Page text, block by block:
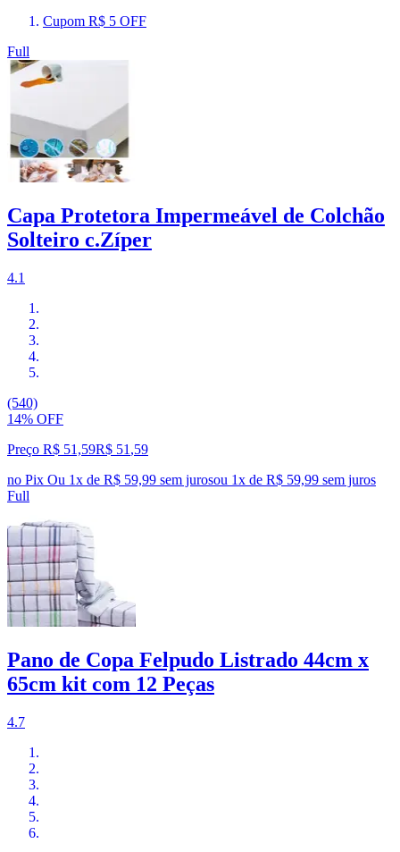
Cupom R$ 5 OFF
Full
Capa Protetora Impermeável de Colchão
Solteiro c.Zíper
4.1
(540)
14% OFF
Preço R$ 51,59R$ 51 ,59
no Pix Ou 1x de R$ 59,99 sem jurosou 1x de R$ 59,99 sem juros
Full
Pano de Copa Felpudo Listrado 44cm x
65cm kit com 12 Peças
4.7